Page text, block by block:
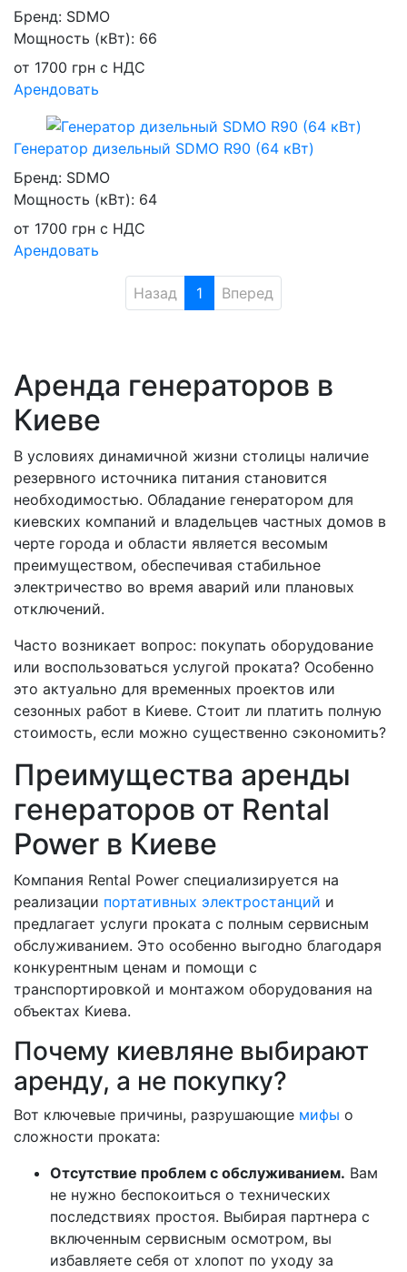
Бренд: SDMO
Мощность (кВт): 66
от 1700 грн с НДС
Арендовать
Генератор дизельный SDMO R90 (64 кВт)
Бренд: SDMO
Мощность (кВт): 64
от 1700 грн с НДС
Арендовать
Назад 1 Вперед
Аренда генераторов в
Киеве
В условиях динамичной жизни столицы наличие
резервного источника питания становится
необходимостью. Обладание генератором для
киевских компаний и владельцев частных домов в
черте города и области является весомым
преимуществом, обеспечивая стабильное
электричество во время аварий или плановых
отключений.
Часто возникает вопрос: покупать оборудование
или воспользоваться услугой проката? Особенно
это актуально для временных проектов или
сезонных работ в Киеве. Стоит ли платить полную
стоимость, если можно существенно сэкономить?
Преимущества аренды
генераторов от Rental
Power в Киеве
Компания Rental Power специализируется на
реализации портативных электростанций и
предлагает услуги проката с полным сервисным
обслуживанием. Это особенно выгодно благодаря
конкурентным ценам и помощи с
транспортировкой и монтажом оборудования на
объектах Киева.
Почему киевляне выбирают
аренду, а не покупку?
Вот ключевые причины, разрушающие мифы о
сложности проката:
Отсутствие проблем с обслуживанием. Вам
не нужно беспокоиться о технических
последствиях простоя. Выбирая партнера с
включенным сервисным осмотром, вы
избавляете себя от хлопот по уходу за